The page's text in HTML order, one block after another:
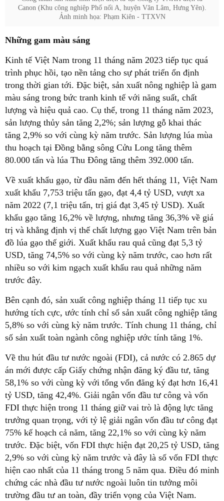
Canon (Khu công nghiệp Phố nối A, huyện Văn Lâm, Hưng Yên).
Ảnh minh họa: Phạm Kiên - TTXVN
Những gam màu sáng
Kinh tế Việt Nam trong 11 tháng năm 2023 tiếp tục quá
trình phục hồi, tạo nền tảng cho sự phát triển ổn định
trong thời gian tới. Đặc biệt, sản xuất nông nghiệp là gam
màu sáng trong bức tranh kinh tế với năng suất, chất
lượng và hiệu quả cao. Cụ thể, trong 11 tháng năm 2023,
sản lượng thủy sản tăng 2,2%; sản lượng gỗ khai thác
tăng 2,9% so với cùng kỳ năm trước. Sản lượng lúa mùa
thu hoạch tại Đồng bằng sông Cửu Long tăng thêm
80.000 tấn và lúa Thu Đông tăng thêm 392.000 tấn.
Về xuất khẩu gạo, từ đầu năm đến hết tháng 11, Việt Nam
xuất khẩu 7,753 triệu tấn gạo, đạt 4,4 tỷ USD, vượt xa
năm 2022 (7,1 triệu tấn, trị giá đạt 3,45 tỷ USD). Xuất
khẩu gạo tăng 16,2% về lượng, nhưng tăng 36,3% về giá
trị và khẳng định vị thế chất lượng gạo Việt Nam trên bản
đồ lúa gạo thế giới. Xuất khẩu rau quả cũng đạt 5,3 tỷ
USD, tăng 74,5% so với cùng kỳ năm trước, cao hơn rất
nhiều so với kim ngạch xuất khẩu rau quả những năm
trước đây.
Bên cạnh đó, sản xuất công nghiệp tháng 11 tiếp tục xu
hướng tích cực, ước tính chỉ số sản xuất công nghiệp tăng
5,8% so với cùng kỳ năm trước. Tính chung 11 tháng, chỉ
số sản xuất toàn ngành công nghiệp ước tính tăng 1%.
Về thu hút đầu tư nước ngoài (FDI), cả nước có 2.865 dự
án mới được cấp Giấy chứng nhận đăng ký đầu tư, tăng
58,1% so với cùng kỳ với tổng vốn đăng ký đạt hơn 16,41
tỷ USD, tăng 42,4%. Giải ngân vốn đầu tư công và vốn
FDI thực hiện trong 11 tháng giữ vai trò là động lực tăng
trưởng quan trọng, với tỷ lệ giải ngân vốn đầu tư công đạt
75% kế hoạch cả năm, tăng 22,1% so với cùng kỳ năm
trước. Đặc biệt, vốn FDI thực hiện đạt 20,25 tỷ USD, tăng
2,9% so với cùng kỳ năm trước và đây là số vốn FDI thực
hiện cao nhất của 11 tháng trong 5 năm qua. Điều đó minh
chứng các nhà đầu tư nước ngoài luôn tin tưởng môi
trường đầu tư an toàn, đầy triển vọng của Việt Nam.